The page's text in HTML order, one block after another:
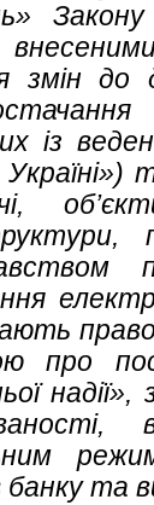
змін до
із
про
та